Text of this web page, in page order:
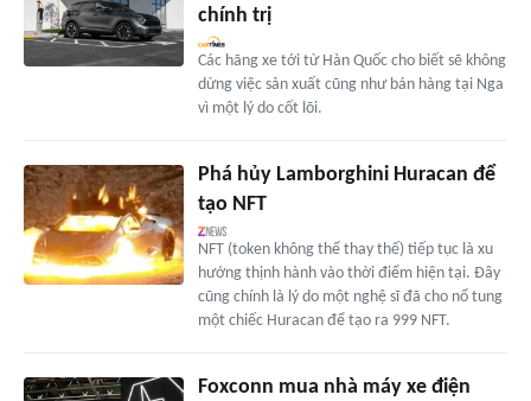
chính trị
Các hãng xe tới từ Hàn Quốc cho biết sẽ không
dừng việc sản xuất cũng như bán hàng tại Nga
vì một lý do cốt lõi.
Phá hủy Lamborghini Huracan để
tạo NFT
NFT (token không thể thay thế) tiếp tục là xu
hướng thịnh hành vào thời điểm hiện tại. Đây
cũng chính là lý do một nghệ sĩ đã cho nổ tung
một chiếc Huracan để tạo ra 999 NFT.
Foxconn mua nhà máy xe điện